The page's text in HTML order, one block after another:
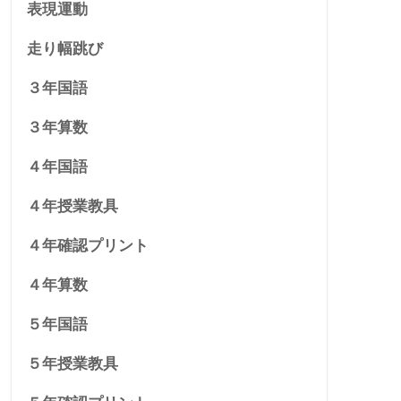
表現運動
走り幅跳び
３年国語
３年算数
４年国語
４年授業教具
４年確認プリント
４年算数
５年国語
５年授業教具